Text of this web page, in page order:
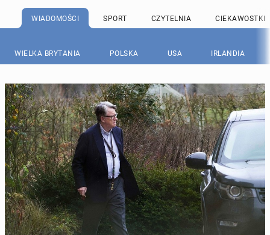
WIADOMOŚCI SPORT CZYTELNIA CIEKAWOSTKI
WIELKA BRYTANIA POLSKA USA IRLANDIA